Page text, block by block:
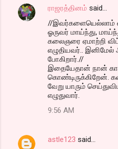
ராஜரத்தினம் said…
//இவர்களையெல்லாம்
ஓருவர் மாய்ந்து,
கலைஞரை ஏமாற்றி
எழுதியவர்..
போகிறார்.//
இதையேதான் நான்
கொண்டிருக்கிறேன்.
வேறு யாரும்
எழுதுவார்.
9:56 AM
astle123 said…